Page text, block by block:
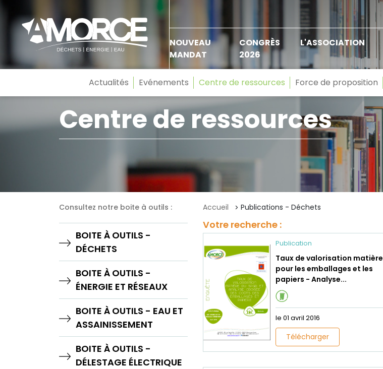
NOUVEAU
MANDAT
CONGRÈS
2026
L'ASSOCIATION
Actualités Evénements Centre de ressources Force de proposition
Centre de ressources
Consultez notre boite à outils :
BOITE À OUTILS -
DÉCHETS
BOITE À OUTILS -
ÉNERGIE ET RÉSEAUX
BOITE À OUTILS - EAU ET
ASSAINISSEMENT
BOITE À OUTILS -
DÉLESTAGE ÉLECTRIQUE
Accueil Publications - Déchets
Votre recherche :
Publication
Taux de valorisation matière
pour les emballages et les
papiers - Analyse...
le 01 avril 2016
Télécharger